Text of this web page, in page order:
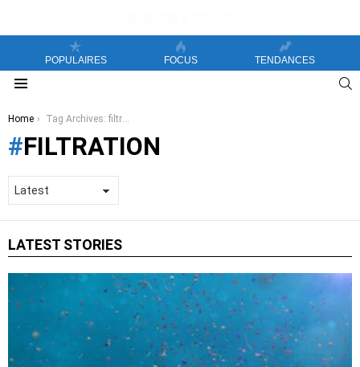
POPULAIRES FOCUS TENDANCES
You are here:
Home Tag Archives: filtration
FILTRATION
LATEST STORIES